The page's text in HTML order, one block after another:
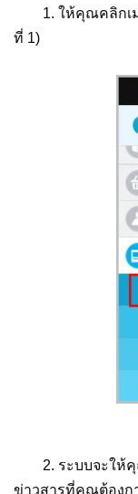
1. ให้คุณคลิกเมนู
ที่ 1)
2. ระบบจะให้คุณ
ข่าวสารที่คุณต้องกา